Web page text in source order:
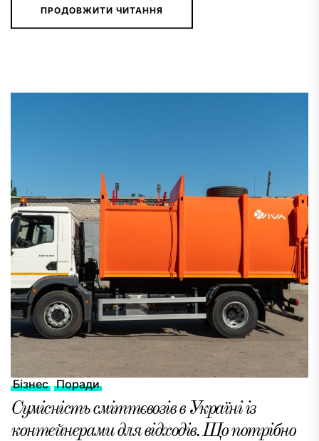
ПРОДОВЖИТИ ЧИТАННЯ
Бізнес Поради
Сумісність сміттєвозів в Україні із
контейнерами для відходів. Що потрібно